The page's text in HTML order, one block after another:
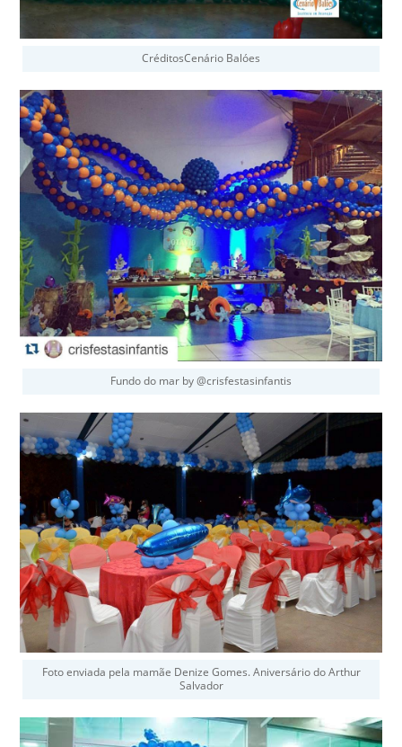
CréditosCenário Balóes
Fundo do mar by @crisfestasinfantis
Foto enviada pela mamãe Denize Gomes. Aniversário do Arthur
Salvador